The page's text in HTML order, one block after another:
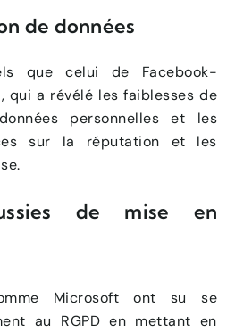
de données
que celui de Facebook-
qui a révélé les faiblesses de
personnelles et les
sur la réputation et les
de mise en
Microsoft ont su se
au RGPD en mettant en